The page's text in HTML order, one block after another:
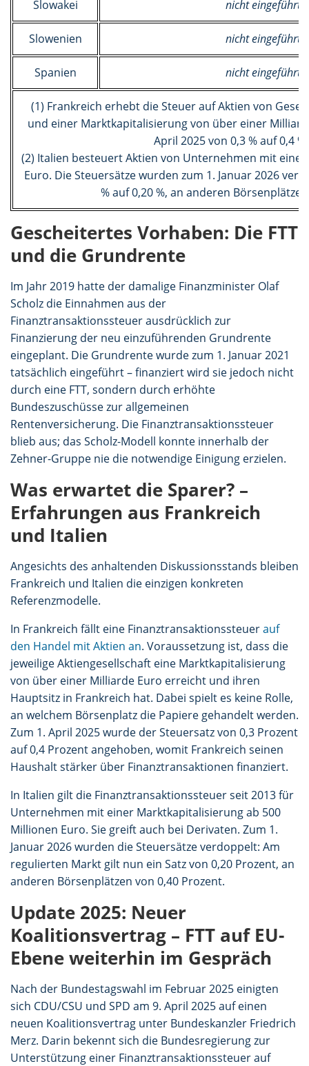
Slowakei nicht eingeführt
Slowenien nicht eingeführt
Spanien nicht eingeführt
(1) Frankreich erhebt die Steuer auf Aktien von
und einer Marktkapitalisierung von über einer
April 2025 von 0,3 % auf 0,4
(2) Italien besteuert Aktien von Unternehmen mit
Euro. Die Steuersätze wurden zum 1. Januar 2026
% auf 0,20 %, an anderen
Gescheitertes Vorhaben: Die FTT
und die Grundrente
Im Jahr 2019 hatte der damalige Finanzminister Olaf
Scholz die Einnahmen aus der
Finanztransaktionssteuer ausdrücklich zur
Finanzierung der neu einzuführenden Grundrente
eingeplant. Die Grundrente wurde zum 1. Januar 2021
tatsächlich eingeführt – finanziert wird sie jedoch nicht
durch eine FTT, sondern durch erhöhte
Bundeszuschüsse zur allgemeinen
Rentenversicherung. Die Finanztransaktionssteuer
blieb aus; das Scholz-Modell konnte innerhalb der
Zehner-Gruppe nie die notwendige Einigung erzielen.
Was erwartet die Sparer? –
Erfahrungen aus Frankreich
und Italien
Angesichts des anhaltenden Diskussionsstands bleiben
Frankreich und Italien die einzigen konkreten
Referenzmodelle.
In Frankreich fällt eine Finanztransaktionssteuerauf
den Handel mit Aktien an. Voraussetzung ist, dass die
jeweilige Aktiengesellschaft eine Marktkapitalisierung
von über einer Milliarde Euro erreicht und ihren
Hauptsitz in Frankreich hat. Dabei spielt es keine Rolle,
an welchem Börsenplatz die Papiere gehandelt werden.
Zum 1. April 2025 wurde der Steuersatz von 0,3 Prozent
auf 0,4 Prozent angehoben, womit Frankreich seinen
Haushalt stärker über Finanztransaktionen finanziert.
In Italien gilt die Finanztransaktionssteuer seit 2013 für
Unternehmen mit einer Marktkapitalisierung ab 500
Millionen Euro. Sie greift auch bei Derivaten. Zum 1.
Januar 2026 wurden die Steuersätze verdoppelt: Am
regulierten Markt gilt nun ein Satz von 0,20 Prozent, an
anderen Börsenplätzen von 0,40 Prozent.
Update 2025: Neuer
Koalitionsvertrag – FTT auf EU-
Ebene weiterhin im Gespräch
Nach der Bundestagswahl im Februar 2025 einigten
sich CDU/CSU und SPD am 9. April 2025 auf einen
neuen Koalitionsvertrag unter Bundeskanzler Friedrich
Merz. Darin bekennt sich die Bundesregierung zur
Unterstützung einer Finanztransaktionssteuer auf